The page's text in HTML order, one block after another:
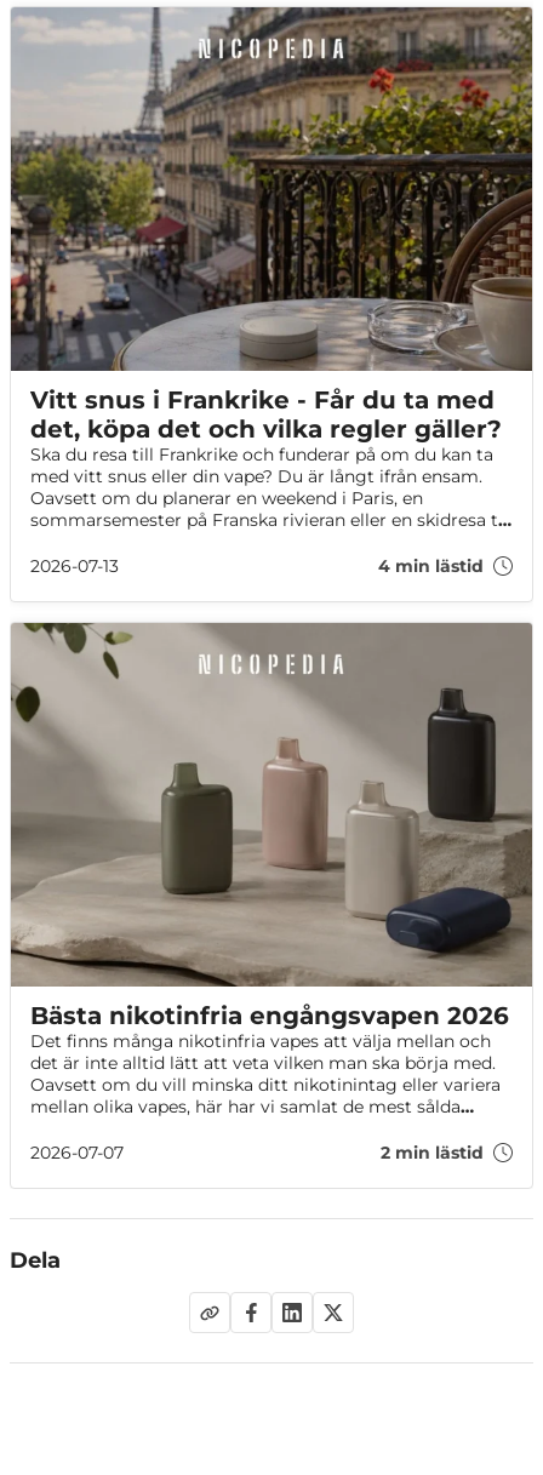
Vitt snus i Frankrike - Får du ta med
det, köpa det och vilka regler gäller?
Ska du resa till Frankrike och funderar på om du kan ta
med vitt snus eller din vape? Du är långt ifrån ensam.
Oavsett om du planerar en weekend i Paris, en
sommarsemester på Franska rivieran eller en skidresa till
2026-07-13
4 min lästid
Bästa nikotinfria engångsvapen 2026
Det finns många nikotinfria vapes att välja mellan och
det är inte alltid lätt att veta vilken man ska börja med.
Oavsett om du vill minska ditt nikotinintag eller variera
mellan olika vapes, här har vi samlat de mest sålda
2026-07-07
2 min lästid
Dela